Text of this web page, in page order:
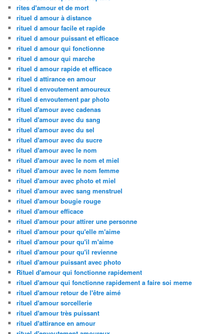
rites d'amour et de mort
rituel d amour à distance
rituel d amour facile et rapide
rituel d amour puissant et efficace
rituel d amour qui fonctionne
rituel d amour qui marche
rituel d amour rapide et efficace
rituel d attirance en amour
rituel d envoutement amoureux
rituel d envoutement par photo
rituel d'amour avec cadenas
rituel d'amour avec du sang
rituel d'amour avec du sel
rituel d'amour avec du sucre
rituel d'amour avec le nom
rituel d'amour avec le nom et miel
rituel d'amour avec le nom femme
rituel d'amour avec photo et miel
rituel d'amour avec sang menstruel
rituel d'amour bougie rouge
rituel d'amour efficace
rituel d'amour pour attirer une personne
rituel d'amour pour qu'elle m'aime
rituel d'amour pour qu'il m'aime
rituel d'amour pour qu'il revienne
rituel d'amour puissant avec photo
Rituel d'amour qui fonctionne rapidement
rituel d'amour qui fonctionne rapidement a faire soi meme
rituel d'amour retour de l'être aimé
rituel d'amour sorcellerie
rituel d'amour très puissant
rituel d'attirance en amour